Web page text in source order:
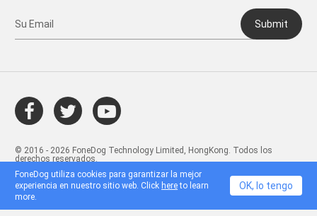
Submit
© 2016 - 2026 FoneDog Technology Limited, HongKong. Todos los
derechos reservados.
FoneDog utiliza cookies para garantizar la mejor
experiencia en nuestro sitio web. Click hereto learn
more.
OK, lo tengo